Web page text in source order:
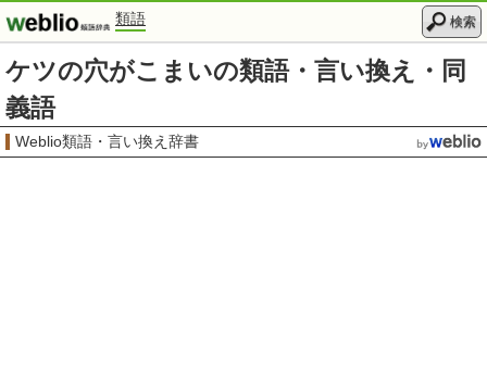
類語 検索
ケツの穴がこまいの類語・言い換え・同
義語
Weblio類語・言い換え辞書